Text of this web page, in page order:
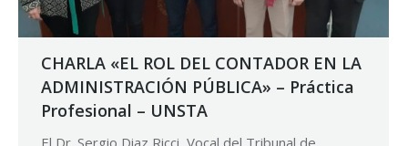
CHARLA «EL ROL DEL CONTADOR EN LA
ADMINISTRACIÓN PÚBLICA» – Práctica
Profesional – UNSTA